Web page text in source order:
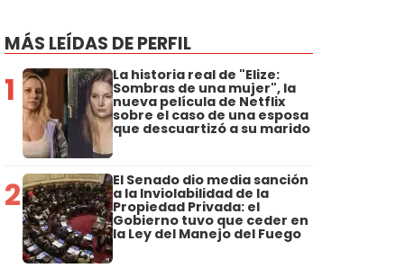
MÁS LEÍDAS DE PERFIL
1 La historia real de "Elize:
Sombras de una mujer", la
nueva película de Netflix
sobre el caso de una esposa
que descuartizó a su marido
2 El Senado dio media sanción
a la Inviolabilidad de la
Propiedad Privada: el
Gobierno tuvo que ceder en
la Ley del Manejo del Fuego